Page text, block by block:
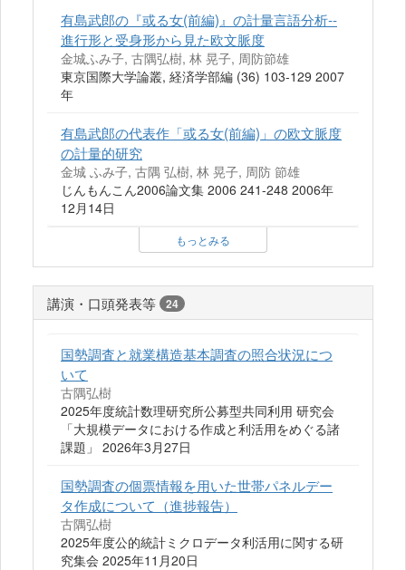
有島武郎の『或る女(前編)』の計量言語分析--
進行形と受身形から見た欧文脈度
金城ふみ子, 古隅弘樹, 林 晃子, 周防節雄
東京国際大学論叢, 経済学部編 (36) 103-129 2007
年
有島武郎の代表作「或る女(前編)」の欧文脈度
の計量的研究
金城 ふみ子, 古隅 弘樹, 林 晃子, 周防 節雄
じんもんこん2006論文集 2006 241-248 2006年
12月14日
もっとみる
講演・口頭発表等 24
国勢調査と就業構造基本調査の照合状況につ
いて
古隅弘樹
2025年度統計数理研究所公募型共同利用 研究会
「大規模データにおける作成と利活用をめぐる諸
課題」 2026年3月27日
国勢調査の個票情報を用いた世帯パネルデー
タ作成について（進捗報告）
古隅弘樹
2025年度公的統計ミクロデータ利活用に関する研
究集会 2025年11月20日